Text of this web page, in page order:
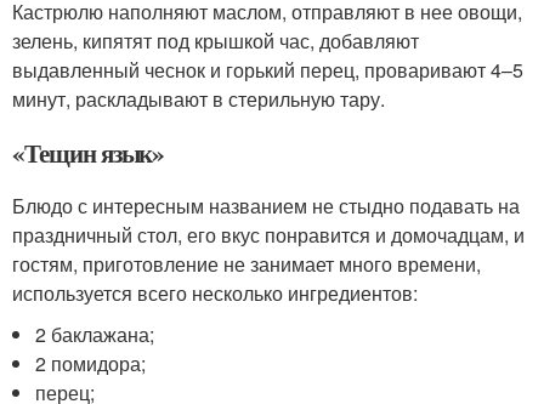
Кастрюлю наполняют маслом, отправляют в нее овощи,
зелень, кипятят под крышкой час, добавляют
выдавленный чеснок и горький перец, проваривают 4–5
минут, раскладывают в стерильную тару.
«Тещин язык»
Блюдо с интересным названием не стыдно подавать на
праздничный стол, его вкус понравится и домочадцам, и
гостям, приготовление не занимает много времени,
используется всего несколько ингредиентов:
2 баклажана;
2 помидора;
перец;